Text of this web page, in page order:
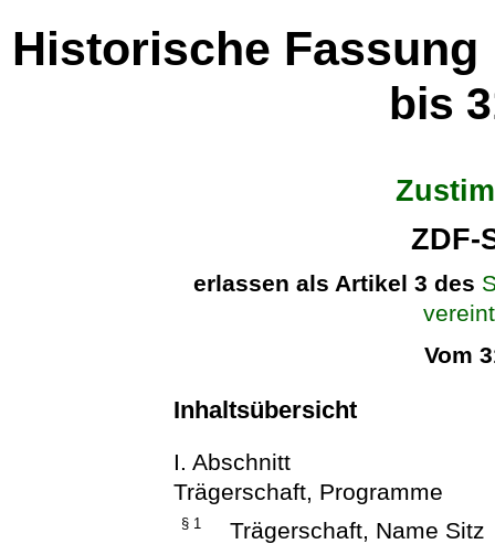
Historische Fassung
bis
ZDF-
erlassen als Artikel 3 des
Vom
Inhaltsübersicht
I. Abschnitt
Trägerschaft, Programme
§ 1 Trägerschaft, Name Sitz